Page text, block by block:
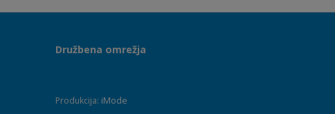
Družbena omrežja
Produkcija: iMode